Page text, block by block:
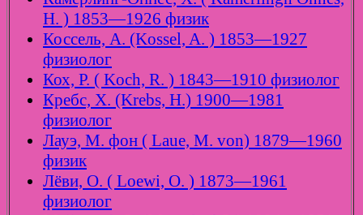
H. ) 1853—1926 физик
Коссель, А. (Kossel, A. ) 1853—1927
физиолог
Кох, Р. ( Koch, R. ) 1843—1910 физиолог
Кребс, Х. (Krebs, H.) 1900—1981
физиолог
Лауэ, М. фон ( Laue, M. von) 1879—1960
физик
Лёви, О. ( Loewi, O. ) 1873—1961
физиолог